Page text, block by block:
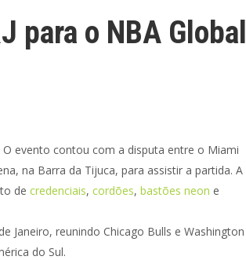
para o NBA Global
evento contou com a disputa entre o Miami
na Barra da Tijuca, para assistir a partida. A
de credenciais, cordões, bastões neon e
Janeiro, reunindo Chicago Bulls e Washington
do Sul.